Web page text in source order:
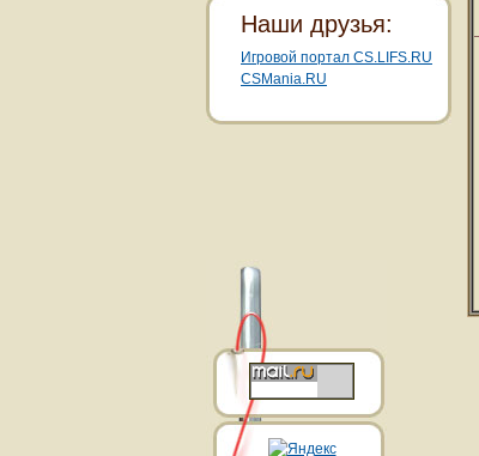
Наши друзья:
Игровой портал CS.LIFS.RU
CSMania.RU